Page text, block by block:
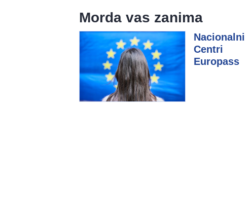
Morda vas zanima
Nacionalni
Centri
Europass